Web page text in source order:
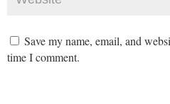
Save my name, email, and
time I comment.